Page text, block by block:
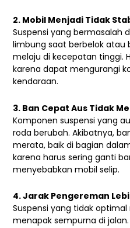
2. Mobil Menjadi Tidak
Suspensi yang
limbung saat berbelok atau
melaju di kecepatan tinggi.
karena dapat mengurangi
kendaraan.
3. Ban Cepat Aus Tidak
Komponen suspensi yang
roda berubah. Akibatnya,
merata, baik di bagian
karena harus sering ganti
menyebabkan mobil selip.
4. Jarak Pengereman
Suspensi yang tidak
menapak sempurna di